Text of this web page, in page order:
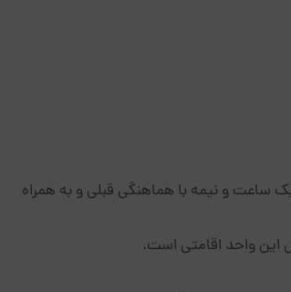
و نیمه با هماهنگی قبلی و به همراه
این واحد اقامتی است.